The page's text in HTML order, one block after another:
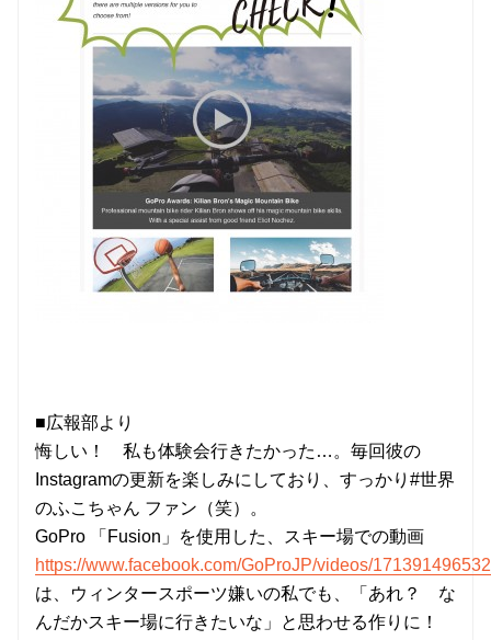
■広報部より
悔しい！ 私も体験会行きたかった…。毎回彼の
Instagramの更新を楽しみにしており、すっかり#世界
のふこちゃん ファン（笑）。
GoPro 「Fusion」を使用した、スキー場での動画
https://www.facebook.com/GoProJP/videos/
は、ウィンタースポーツ嫌いの私でも、「あれ？ な
んだかスキー場に行きたいな」と思わせる作りに！